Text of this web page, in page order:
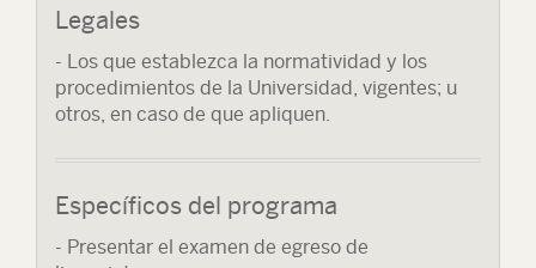
Legales
- Los que establezca la normatividad y los
procedimientos de la Universidad, vigentes; u
otros, en caso de que apliquen.
Específicos del programa
- Presentar el examen de egreso de